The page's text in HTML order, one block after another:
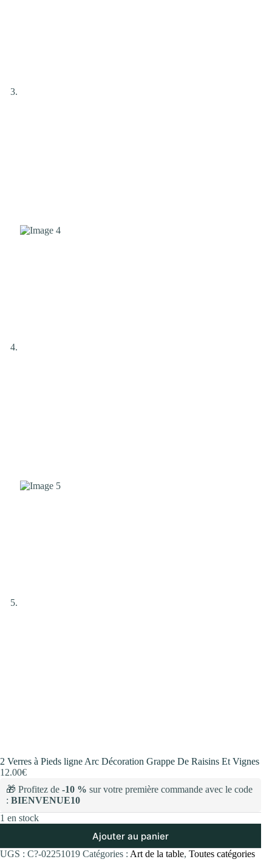
2 Verres à Pieds ligne Arc Décoration Grappe De Raisins Et Vignes
12.00€
🎁 Profitez de -10 % sur votre première commande avec le code
: BIENVENUE10
1 en stock
Ajouter au panier
UGS : C?-02251019 Catégories : Art de la table, Toutes catégories